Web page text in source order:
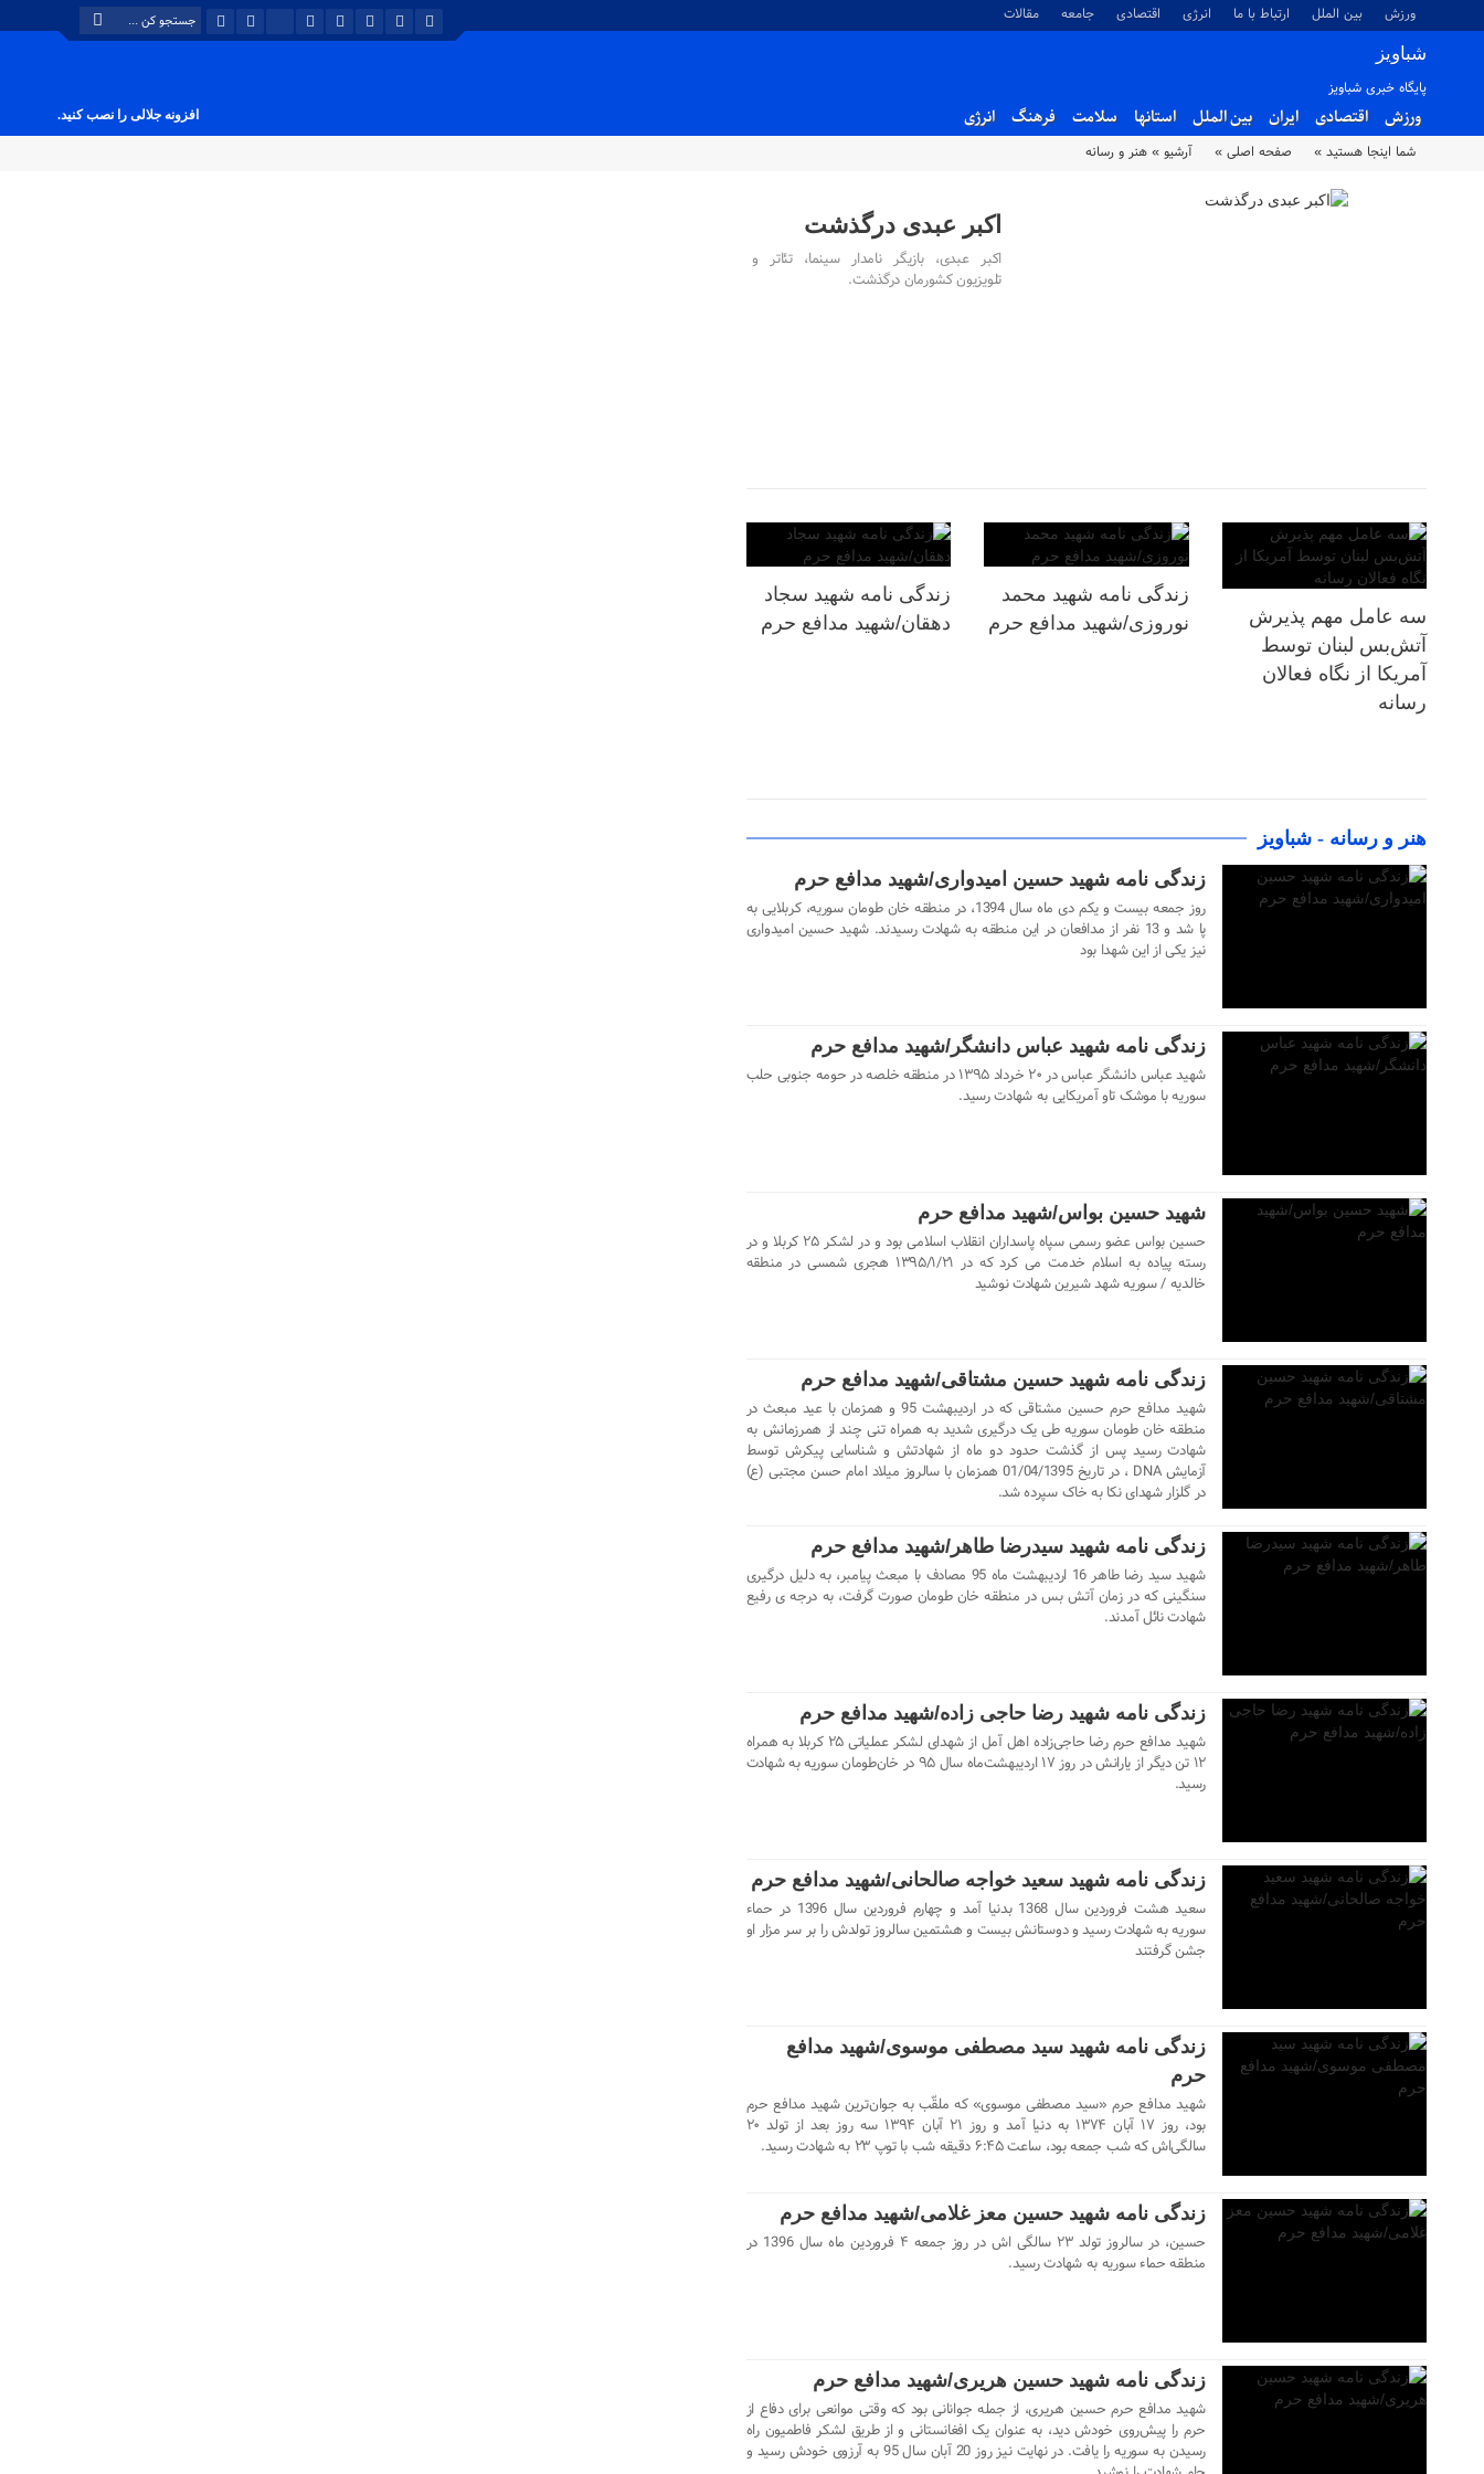
ورزش بین الملل ارتباط با ما انرژی اقتصادی جامعه مقالات
شباویز
پایگاه خبری شباویز
ورزش اقتصادی ایران بین الملل استانها سلامت فرهنگ انرژی افزونه جلالی را نصب کنید.
شما اینجا هستید » صفحه اصلی » آرشیو » هنر و رسانه
اکبر عبدی درگذشت
اکبر عبدی، بازیگر نامدار سینما، تئاتر و
تلویزیون کشورمان درگذشت.
سه عامل مهم پذیرش
آتش‌بس لبنان توسط
آمریکا از نگاه فعالان
رسانه
زندگی نامه شهید محمد
نوروزی/شهید مدافع حرم
زندگی نامه شهید سجاد
دهقان/شهید مدافع حرم
هنر و رسانه - شباویز
زندگی نامه شهید حسین امیدواری/شهید مدافع حرم
روز جمعه بیست و یکم دی ماه سال 1394، در منطقه خان طومان سوریه، کربلایی به
پا شد و 13 نفر از مدافعان در این منطقه به شهادت رسیدند. شهید حسین امیدواری
نیز یکی از این شهدا بود
زندگی نامه شهید عباس دانشگر/شهید مدافع حرم
شهید عباس دانشگر عباس در ۲۰ خرداد ۱۳۹۵ در منطقه خلصه در حومه جنوبی حلب
سوریه با موشک تاو آمریکایی به شهادت رسید.
شهید حسین بواس/شهید مدافع حرم
حسین بواس عضو رسمی سپاه پاسداران انقلاب اسلامی بود و در لشکر ۲۵ کربلا و در
رسته پیاده به اسلام خدمت می کرد که در ۱۳۹۵/۱/۲۱ هجری شمسی در منطقه
خالدیه / سوریه شهد شیرین شهادت نوشید
زندگی نامه شهید حسین مشتاقی/شهید مدافع حرم
شهید مدافع حرم حسین مشتاقی که در اردیبهشت 95 و همزمان با عید مبعث در
منطقه خان طومان سوریه طی یک درگیری شدید به همراه تنی چند از همرزمانش به
شهادت رسید پس از گذشت حدود دو ماه از شهادتش و شناسایی پیکرش توسط
آزمایش DNA ، در تاریخ 01/04/1395 همزمان با سالروز میلاد امام حسن مجتبی (ع)
در گلزار شهدای نکا به خاک سپرده شد.
زندگی نامه شهید سیدرضا طاهر/شهید مدافع حرم
شهید سید رضا طاهر 16 اردیبهشت ماه 95 مصادف با مبعث پیامبر، به دلیل درگیری
سنگینی که در زمان آتش بس در منطقه خان طومان صورت گرفت، به درجه ی رفیع
شهادت نائل آمدند.
زندگی نامه شهید رضا حاجی زاده/شهید مدافع حرم
شهید مدافع حرم رضا حاجی‌زاده اهل آمل از شهدای لشکر عملیاتی ۲۵ کربلا به همراه
۱۲ تن دیگر از یارانش در روز ۱۷ اردیبهشت‌ماه سال ۹۵ در خان‌طومان سوریه به شهادت
رسید.
زندگی نامه شهید سعید خواجه صالحانی/شهید مدافع حرم
سعید هشت فروردین سال 1368 بدنیا آمد و چهارم فروردین سال 1396 در حماء
سوریه به شهادت رسید و دوستانش بیست و هشتمین سالروز تولدش را بر سر مزار او
جشن گرفتند
زندگی نامه شهید سید مصطفی موسوی/شهید مدافع
حرم
شهید مدافع حرم «سید مصطفی موسوی» که ملقّب به جوان‌ترین شهید مدافع حرم
بود، روز ۱۷ آبان ۱۳۷۴ به دنیا آمد و روز ۲۱ آبان ۱۳۹۴ سه روز بعد از تولد ۲۰
سالگی‌اش که شب جمعه بود، ساعت ۶:۴۵ دقیقه شب با توپ ۲۳ به شهادت رسید.
زندگی نامه شهید حسین معز غلامی/شهید مدافع حرم
حسین، در سالروز تولد ۲۳ سالگی اش در روز جمعه ۴ فروردین ماه سال 1396 در
منطقه حماء سوریه به شهادت رسید.
زندگی نامه شهید حسین هریری/شهید مدافع حرم
شهید مدافع حرم حسین هریری، از جمله جوانانی بود که وقتی موانعی برای دفاع از
حرم را پیش‌روی خودش دید، به عنوان یک افغانستانی و از طریق لشکر فاطمیون راه
رسیدن به سوریه را یافت. در نهایت نیز روز 20 آبان سال 95 به آرزوی خودش رسید و